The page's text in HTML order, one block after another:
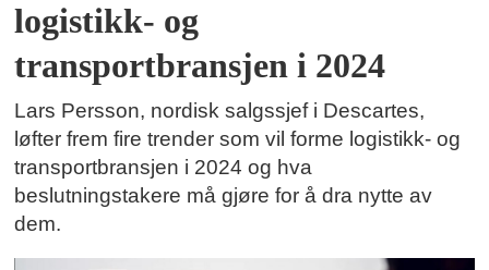
logistikk- og
transportbransjen i 2024
Lars Persson, nordisk salgssjef i Descartes,
løfter frem fire trender som vil forme logistikk- og
transportbransjen i 2024 og hva
beslutningstakere må gjøre for å dra nytte av
dem.